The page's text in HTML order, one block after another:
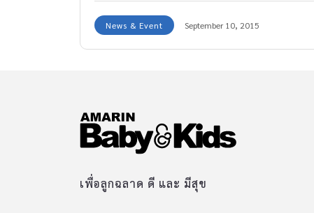
News & Event September 10, 2015
เพื่อลูกฉลาด ดี และ มีสุข